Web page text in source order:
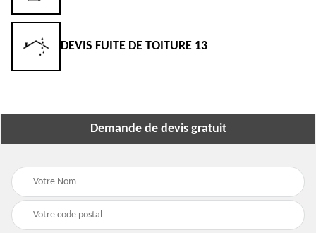
DEVIS FUITE DE TOITURE 13
Demande de devis gratuit